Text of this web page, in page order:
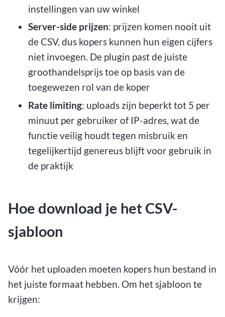
instellingen van uw winkel
Server-side prijzen: prijzen komen nooit uit
de CSV, dus kopers kunnen hun eigen cijfers
niet invoegen. De plugin past de juiste
groothandelsprijs toe op basis van de
toegewezen rol van de koper
Rate limiting: uploads zijn beperkt tot 5 per
minuut per gebruiker of IP-adres, wat de
functie veilig houdt tegen misbruik en
tegelijkertijd genereus blijft voor gebruik in
de praktijk
Hoe download je het CSV-
sjabloon
Vóór het uploaden moeten kopers hun bestand in
het juiste formaat hebben. Om het sjabloon te
krijgen: